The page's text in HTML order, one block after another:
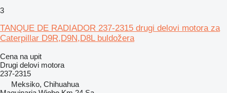
3
TANQUE DE RADIADOR 237-2315 drugi delovi motora za
Caterpillar D9R,D9N,D8L buldožera
Cena na upit
Drugi delovi motora
237-2315
Meksiko, Chihuahua